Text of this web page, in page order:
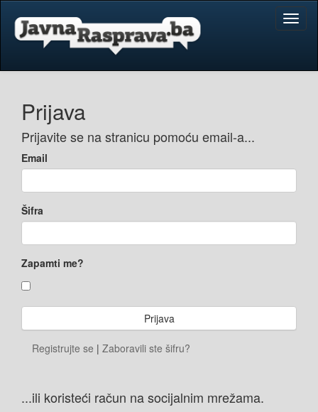
Prijava
Prijavite se na stranicu pomoću email-a...
Email
Šifra
Zapamti me?
Registrujte se | Zaboravili ste šifru?
...ili koristeći račun na socijalnim mrežama.